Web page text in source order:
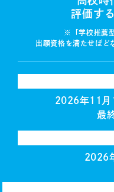
評価す
※「学校推薦
出願資格を満たせばど
2026年11月
最
2026